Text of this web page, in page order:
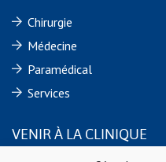
Chirurgie
Médecine
Paramédical
Services
VENIR À LA CLINIQUE